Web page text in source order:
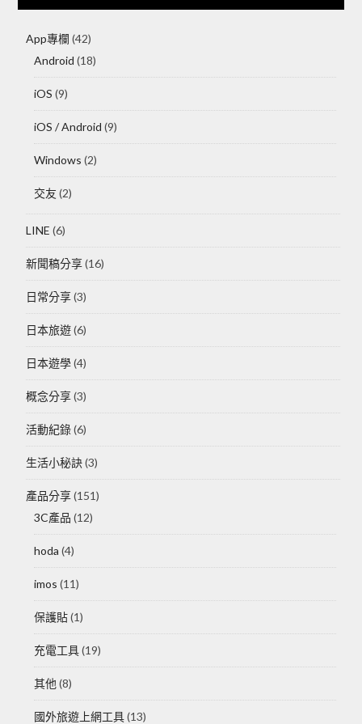
App專欄 (42)
Android (18)
iOS (9)
iOS / Android (9)
Windows (2)
交友 (2)
LINE (6)
新聞稿分享(16)
日常分享(3)
日本旅遊(6)
日本遊學(4)
概念分享(3)
活動紀錄(6)
生活小秘訣(3)
產品分享(151)
3C產品 (12)
hoda (4)
imos (11)
保護貼(1)
充電工具(19)
其他 (8)
國外旅遊上網工具(13)